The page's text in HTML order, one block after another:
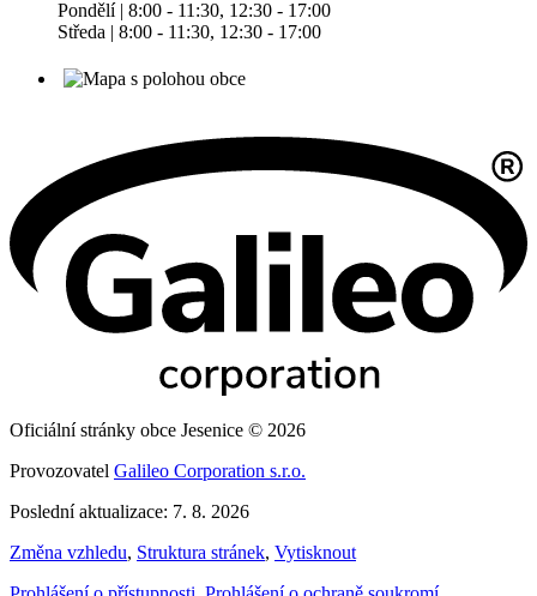
Pondělí | 8:00 - 11:30, 12:30 - 17:00
Středa | 8:00 - 11:30, 12:30 - 17:00
Oficiální stránky obce Jesenice © 2026
Provozovatel Galileo Corporation s.r.o.
Poslední aktualizace: 7. 8. 2026
Změna vzhledu, Struktura stránek, Vytisknout